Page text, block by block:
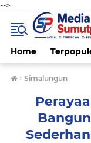
-->
Home
› Simalungun